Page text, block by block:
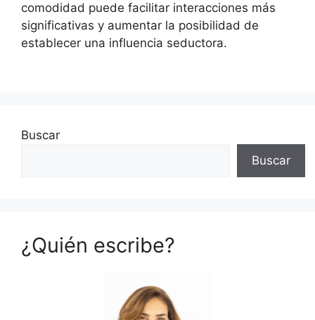
comodidad puede facilitar interacciones más
significativas y aumentar la posibilidad de
establecer una influencia seductora.
Buscar
Buscar
¿Quién escribe?